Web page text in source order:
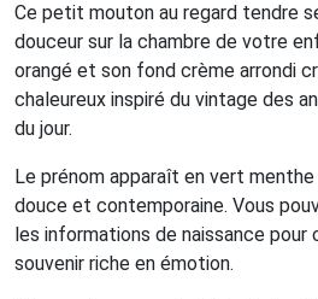
Ce petit mouton au regard tendre
douceur sur la chambre de votre
orangé et son fond crème arrondi
chaleureux inspiré du vintage des
du jour.
Le prénom apparaît en vert
douce et contemporaine. Vous
les informations de naissance pour
souvenir riche en émotion.